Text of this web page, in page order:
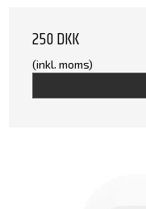
250 DKK
(inkl. moms)